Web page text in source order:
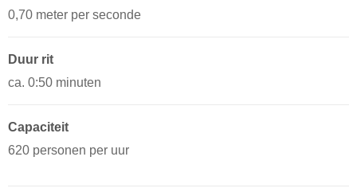
0,70 meter per seconde
Duur rit
ca. 0:50 minuten
Capaciteit
620 personen per uur